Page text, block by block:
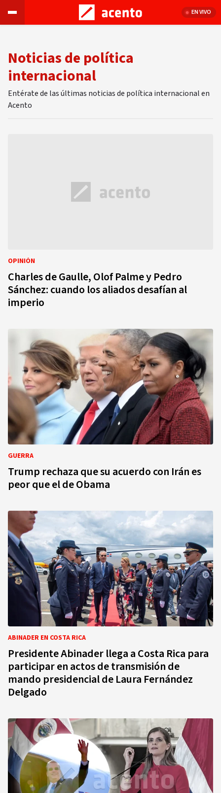
EN VIVO
Noticias de política
internacional
Entérate de las últimas noticias de política internacional en
Acento
OPINIÓN
Charles de Gaulle, Olof Palme y Pedro
Sánchez: cuando los aliados desafían al
imperio
GUERRA
Trump rechaza que su acuerdo con Irán es
peor que el de Obama
ABINADER EN COSTA RICA
Presidente Abinader llega a Costa Rica para
participar en actos de transmisión de
mando presidencial de Laura Fernández
Delgado